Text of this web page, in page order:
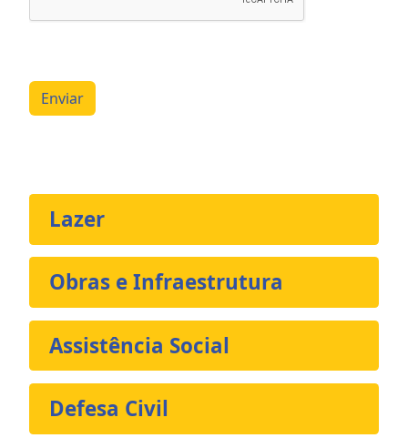
Enviar
Lazer
Obras e Infraestrutura
Assistência Social
Defesa Civil